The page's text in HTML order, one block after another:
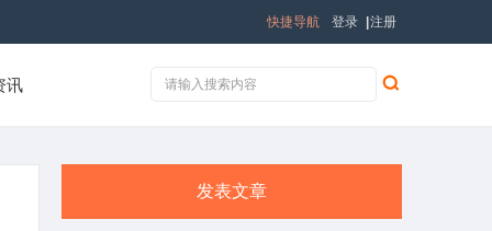
登录 注册
快捷导航
讯
发表文章